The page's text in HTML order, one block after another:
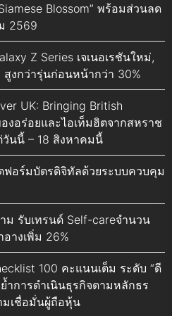
Blossom” พร้อมส่วนลด
2569
Z Series เจเนอเรชันใหม่,
งกว่ารุ่นก่อนหน้ากว่า 30%
UK: Bringing British
งอร่อยและไอเท็มฮิตจากสหราช
นนี้ – 18 สิงหาคมนี้
ฟอร์มบัตรดิจิทัลด้วยระบบควบคุม
ม รับเทรนด์ Self-careจำนวน
างเพิ่ม 26%
100 คะแนนเต็ม ระดับ “ดี
ำการดำเนินธุรกิจตามหลักธร
มเชื่อมั่นผู้ถือหุ้น